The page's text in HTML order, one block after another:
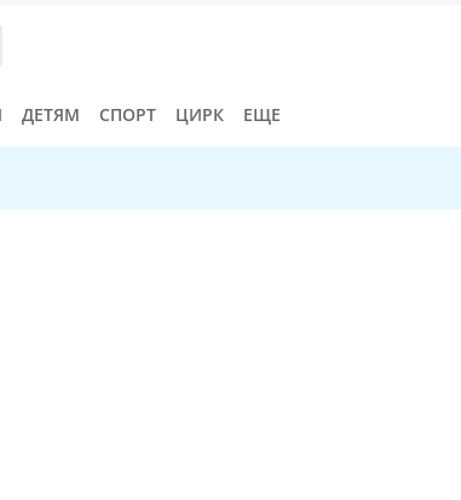
ДЕТЯМ СПОРТ ЦИРК ЕЩЕ